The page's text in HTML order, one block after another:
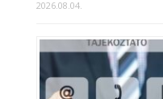
2026.08.04.